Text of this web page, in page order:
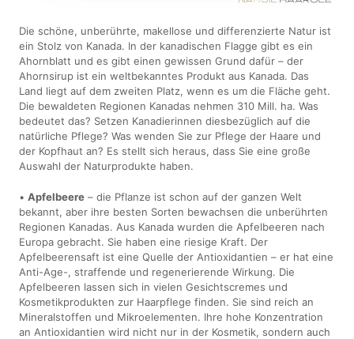
Die schöne, unberührte, makellose und differenzierte Natur ist
ein Stolz von Kanada. In der kanadischen Flagge gibt es ein
Ahornblatt und es gibt einen gewissen Grund dafür – der
Ahornsirup ist ein weltbekanntes Produkt aus Kanada. Das
Land liegt auf dem zweiten Platz, wenn es um die Fläche geht.
Die bewaldeten Regionen Kanadas nehmen 310 Mill. ha. Was
bedeutet das? Setzen Kanadierinnen diesbezüglich auf die
natürliche Pflege? Was wenden Sie zur Pflege der Haare und
der Kopfhaut an? Es stellt sich heraus, dass Sie eine große
Auswahl der Naturprodukte haben.
•Apfelbeere – die Pflanze ist schon auf der ganzen Welt
bekannt, aber ihre besten Sorten bewachsen die unberührten
Regionen Kanadas. Aus Kanada wurden die Apfelbeeren nach
Europa gebracht. Sie haben eine riesige Kraft. Der
Apfelbeerensaft ist eine Quelle der Antioxidantien – er hat eine
Anti-Age-, straffende und regenerierende Wirkung. Die
Apfelbeeren lassen sich in vielen Gesichtscremes und
Kosmetikprodukten zur Haarpflege finden. Sie sind reich an
Mineralstoffen und Mikroelementen. Ihre hohe Konzentration
an Antioxidantien wird nicht nur in der Kosmetik, sondern auch